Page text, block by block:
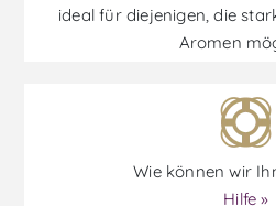
ideal für diejenigen, die
Aromen
Wie können wir
Hilfe »